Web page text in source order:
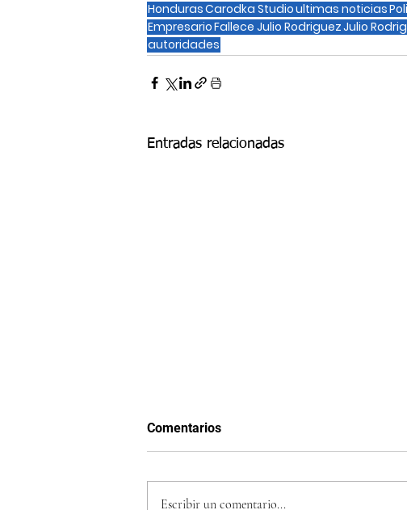
HondurasCarodka Studioultimas noticias
EmpresarioFallece Julio RodriguezJulio
autoridades
Entradas relacionadas
Comentarios
Escribir un comentario...